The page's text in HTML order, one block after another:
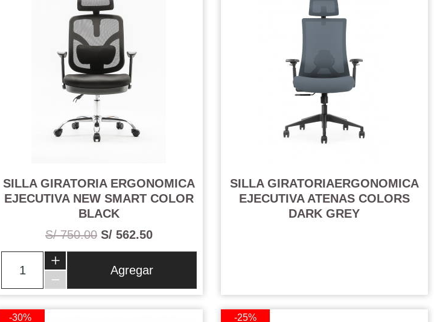
SILLA GIRATORIA ERGONOMICA
EJECUTIVA NEW SMART COLOR
BLACK
S/ 750.00 S/ 562.50
Agregar
SILLA GIRATORIAERGONOMICA
EJECUTIVA ATENAS COLORS
DARK GREY
-30% -25%